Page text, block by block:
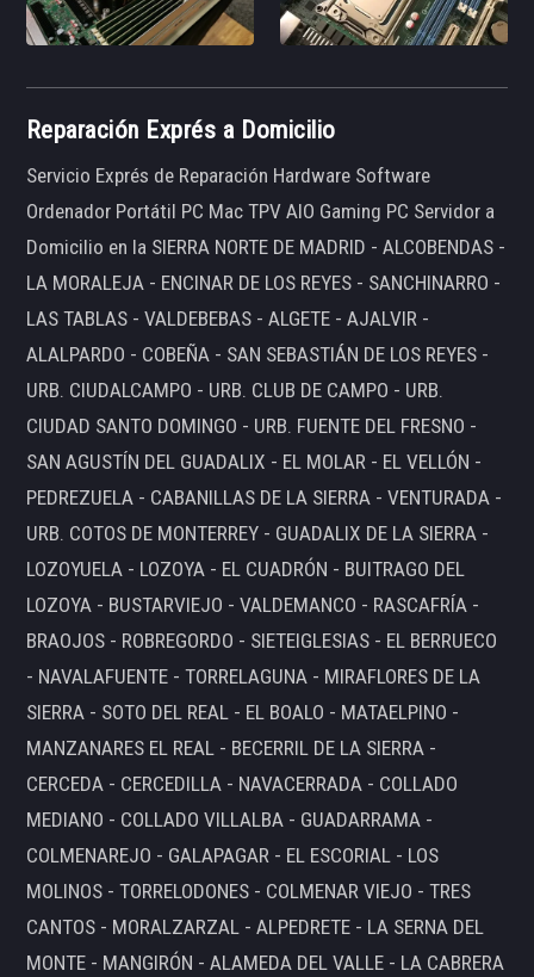
Reparación Exprés a Domicilio
Servicio Exprés de Reparación Hardware Software
Ordenador Portátil PC Mac TPV AIO Gaming PC Servidor a
Domicilio en la SIERRA NORTE DE MADRID - ALCOBENDAS -
LA MORALEJA - ENCINAR DE LOS REYES - SANCHINARRO -
LAS TABLAS - VALDEBEBAS - ALGETE - AJALVIR -
ALALPARDO - COBEÑA - SAN SEBASTIÁN DE LOS REYES -
URB. CIUDALCAMPO - URB. CLUB DE CAMPO - URB.
CIUDAD SANTO DOMINGO - URB. FUENTE DEL FRESNO -
SAN AGUSTÍN DEL GUADALIX - EL MOLAR - EL VELLÓN -
PEDREZUELA - CABANILLAS DE LA SIERRA - VENTURADA -
URB. COTOS DE MONTERREY - GUADALIX DE LA SIERRA -
LOZOYUELA - LOZOYA - EL CUADRÓN - BUITRAGO DEL
LOZOYA - BUSTARVIEJO - VALDEMANCO - RASCAFRÍA -
BRAOJOS - ROBREGORDO - SIETEIGLESIAS - EL BERRUECO
- NAVALAFUENTE - TORRELAGUNA - MIRAFLORES DE LA
SIERRA - SOTO DEL REAL - EL BOALO - MATAELPINO -
MANZANARES EL REAL - BECERRIL DE LA SIERRA -
CERCEDA - CERCEDILLA - NAVACERRADA - COLLADO
MEDIANO - COLLADO VILLALBA - GUADARRAMA -
COLMENAREJO - GALAPAGAR - EL ESCORIAL - LOS
MOLINOS - TORRELODONES - COLMENAR VIEJO - TRES
CANTOS - MORALZARZAL - ALPEDRETE - LA SERNA DEL
MONTE - MANGIRÓN - ALAMEDA DEL VALLE - LA CABRERA